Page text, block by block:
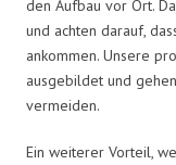
den Aufbau vor Ort.
und achten darauf,
ankommen. Unsere
ausgebildet und
vermeiden.
Ein weiterer Vorteil,